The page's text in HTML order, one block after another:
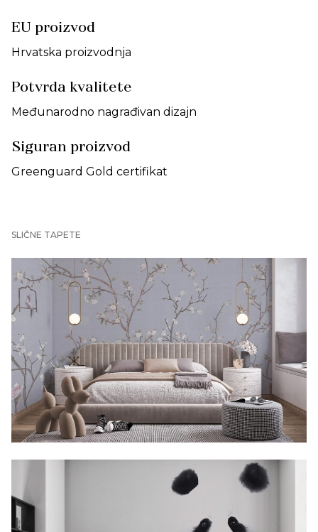
EU proizvod
Hrvatska proizvodnja
Potvrda kvalitete
Međunarodno nagrađivan dizajn
Siguran proizvod
Greenguard Gold certifikat
SLIČNE TAPETE